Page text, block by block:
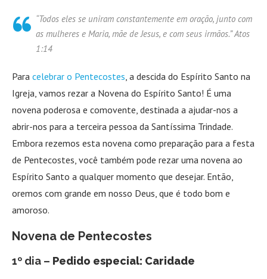
“Todos eles se uniram constantemente em oração, junto com
as mulheres e Maria, mãe de Jesus, e com seus irmãos.” Atos
1:14
Para celebrar o Pentecostes, a descida do Espírito Santo na
Igreja, vamos rezar a Novena do Espírito Santo! É uma
novena poderosa e comovente, destinada a ajudar-nos a
abrir-nos para a terceira pessoa da Santíssima Trindade.
Embora rezemos esta novena como preparação para a festa
de Pentecostes, você também pode rezar uma novena ao
Espírito Santo a qualquer momento que desejar. Então,
oremos com grande em nosso Deus, que é todo bom e
amoroso.
Novena de Pentecostes
1º dia – Pedido especial: Caridade